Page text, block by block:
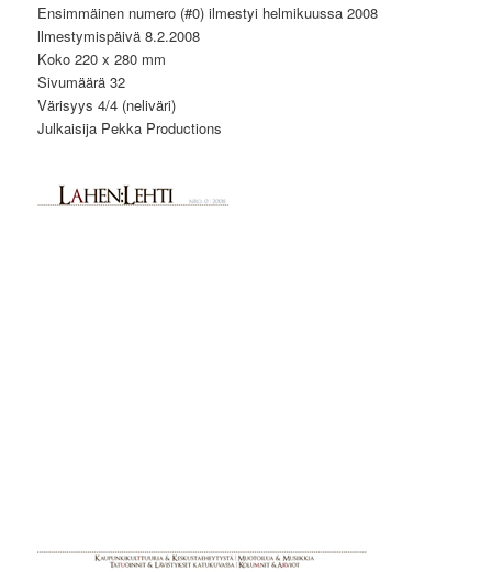
Ensimmäinen numero (#0) ilmestyi helmikuussa 2008
llmestymispäivä 8.2.2008
Koko 220 x 280 mm
Sivumäärä 32
Värisyys 4/4 (neliväri)
Julkaisija Pekka Productions